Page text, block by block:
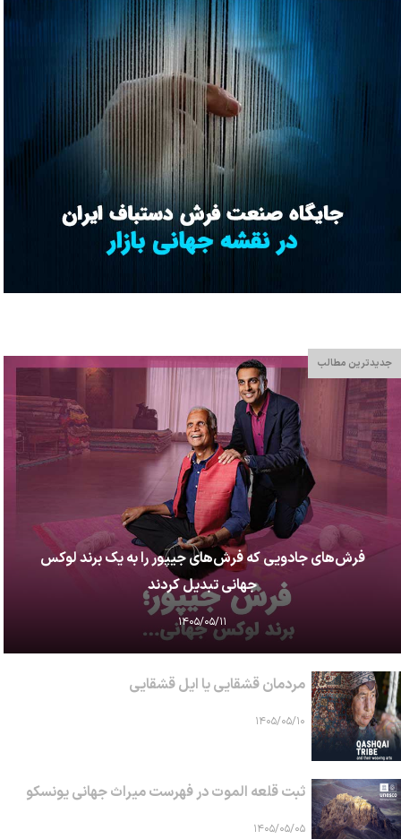
جدیدترین مطالب
فرش‌های جادویی که فرش‌های جیپور را به یک برند لوکس
جهانی تبدیل کردند
۱۴۰۵/۰۵/۱۱
مردمان قشقایی یا ایل قشقایی
۱۴۰۵/۰۵/۱۰
ثبت قلعه الموت در فهرست میراث جهانی یونسکو
۱۴۰۵/۰۵/۰۵